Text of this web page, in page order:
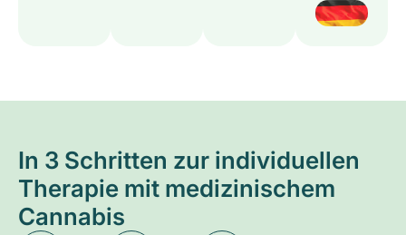
In 3 Schritten zur individuellen
Therapie mit medizinischem
Cannabis